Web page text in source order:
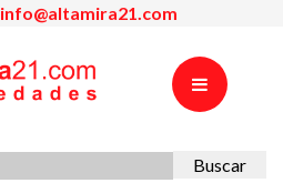
info@altamira21.com
Buscar